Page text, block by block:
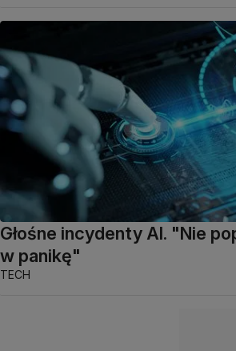
Głośne incydenty AI. "Nie
w panikę"
TECH